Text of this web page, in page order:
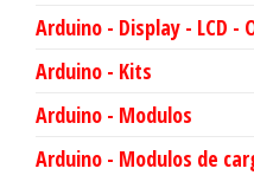
Arduino - Display - LCD -
Arduino - Kits
Arduino - Modulos
Arduino - Modulos de